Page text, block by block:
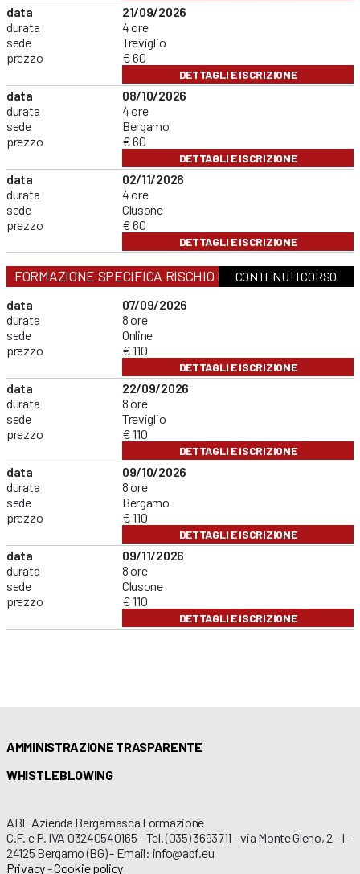
data
durata
sede
prezzo
21/09/2026
4 ore
Treviglio
€ 60
DETTAGLI E ISCRIZIONE
data
durata
sede
prezzo
08/10/2026
4 ore
Bergamo
€ 60
DETTAGLI E ISCRIZIONE
data
durata
sede
prezzo
02/11/2026
4 ore
Clusone
€ 60
DETTAGLI E ISCRIZIONE
FORMAZIONE SPECIFICA RISCHIO MEDIOCONTENUTI CORSO
data
durata
sede
prezzo
07/09/2026
8 ore
Online
€ 110
DETTAGLI E ISCRIZIONE
data
durata
sede
prezzo
22/09/2026
8 ore
Treviglio
€ 110
DETTAGLI E ISCRIZIONE
data
durata
sede
prezzo
09/10/2026
8 ore
Bergamo
€ 110
DETTAGLI E ISCRIZIONE
data
durata
sede
prezzo
09/11/2026
8 ore
Clusone
€ 110
DETTAGLI E ISCRIZIONE
AMMINISTRAZIONE TRASPARENTE
WHISTLEBLOWING
ABF Azienda Bergamasca Formazione
C.F. e P. IVA 03240540165 - Tel. (035) 3693711 - via Monte Gleno, 2 - I -
24125 Bergamo (BG) - Email: info@abf.eu
Privacy-Cookie policy